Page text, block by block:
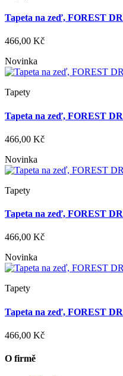
Tapeta na zeď, FOREST
466,00 Kč
Novinka
Tapety
Tapeta na zeď, FOREST
466,00 Kč
Novinka
Tapety
Tapeta na zeď, FOREST
466,00 Kč
Novinka
Tapety
Tapeta na zeď, FOREST
466,00 Kč
O firmě